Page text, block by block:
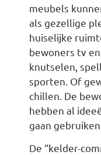
meubels
als gezellige
huiselijke
bewoners tv
knutselen,
sporten. Of
chillen. De
hebben al
gaan gebruiken.
De “kelder-